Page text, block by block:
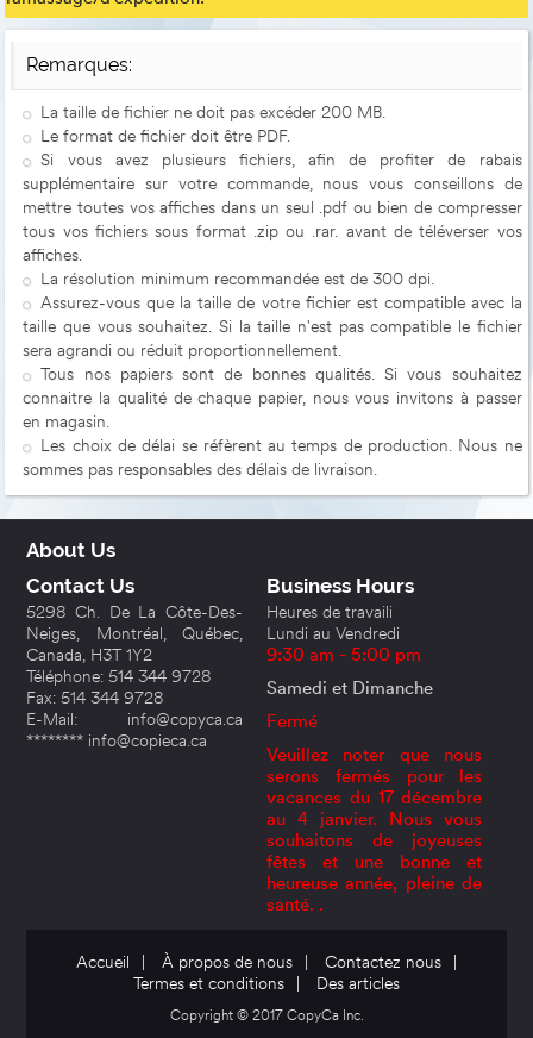
Remarques:
La taille de fichier ne doit pas excéder 200 MB.
Le format de fichier doit être PDF.
Si vous avez plusieurs fichiers, afin de profiter de rabais
supplémentaire sur votre commande, nous vous conseillons de
mettre toutes vos affiches dans un seul .pdf ou bien de compresser
tous vos fichiers sous format .zip ou .rar. avant de téléverser vos
affiches.
La résolution minimum recommandée est de 300 dpi.
Assurez-vous que la taille de votre fichier est compatible avec la
taille que vous souhaitez. Si la taille n'est pas compatible le fichier
sera agrandi ou réduit proportionnellement.
Tous nos papiers sont de bonnes qualités. Si vous souhaitez
connaitre la qualité de chaque papier, nous vous invitons à passer
en magasin.
Les choix de délai se réfèrent au temps de production. Nous ne
sommes pas responsables des délais de livraison.
About Us
Contact Us
5298 Ch. De La Côte-Des-
Neiges, Montréal, Québec,
Canada, H3T 1Y2
Téléphone: 514 344 9728
Fax: 514 344 9728
E-Mail: info@copyca.ca
******** info@copieca.ca
Business Hours
Heures de travaili
Lundi au Vendredi
9:30 am - 5:00 pm
Samedi et Dimanche
Fermé
Veuillez noter que nous
serons fermés pour les
vacances du 17 décembre
au 4 janvier. Nous vous
souhaitons de joyeuses
fêtes et une bonne et
heureuse année, pleine de
santé. .
Accueil À propos de nous Contactez nous
Termes et conditions
Des articles
Copyright © 2017 CopyCa Inc.